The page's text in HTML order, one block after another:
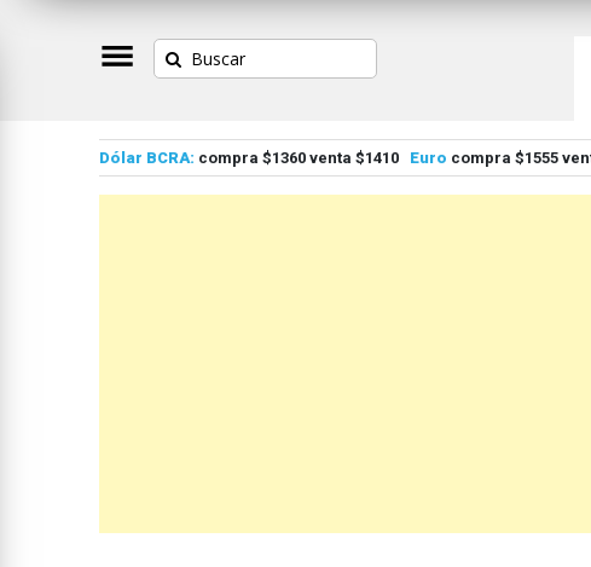
Dólar BCRA: compra $1360 venta $1410 Euro compra $1555